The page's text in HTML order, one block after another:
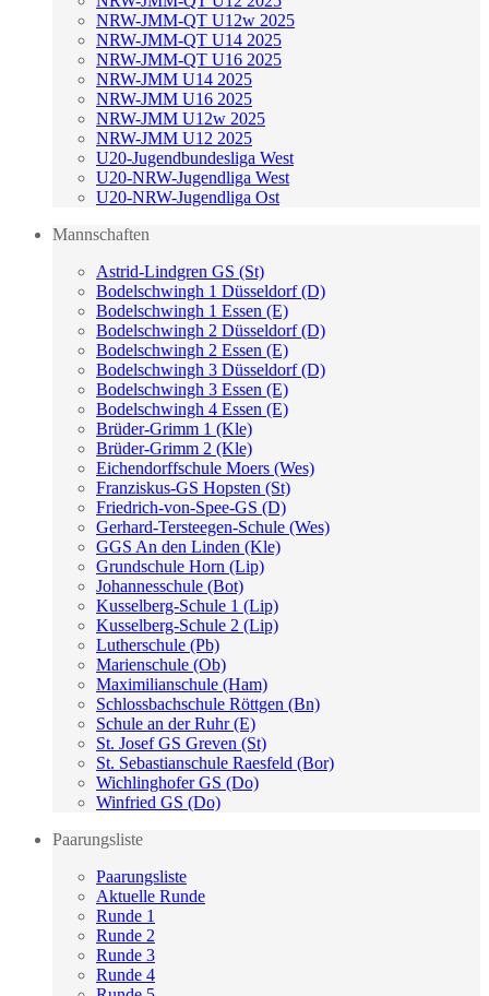
NRW-JMM-QT U12w 2025
NRW-JMM-QT U14 2025
NRW-JMM-QT U16 2025
NRW-JMM U14 2025
NRW-JMM U16 2025
NRW-JMM U12w 2025
NRW-JMM U12 2025
U20-Jugendbundesliga West
U20-NRW-Jugendliga West
U20-NRW-Jugendliga Ost
Mannschaften
Astrid-Lindgren GS (St)
Bodelschwingh 1 Düsseldorf (D)
Bodelschwingh 1 Essen (E)
Bodelschwingh 2 Düsseldorf (D)
Bodelschwingh 2 Essen (E)
Bodelschwingh 3 Düsseldorf (D)
Bodelschwingh 3 Essen (E)
Bodelschwingh 4 Essen (E)
Brüder-Grimm 1 (Kle)
Brüder-Grimm 2 (Kle)
Eichendorffschule Moers (Wes)
Franziskus-GS Hopsten (St)
Friedrich-von-Spee-GS (D)
Gerhard-Tersteegen-Schule (Wes)
GGS An den Linden (Kle)
Grundschule Horn (Lip)
Johannesschule (Bot)
Kusselberg-Schule 1 (Lip)
Kusselberg-Schule 2 (Lip)
Lutherschule (Pb)
Marienschule (Ob)
Maximilianschule (Ham)
Schlossbachschule Röttgen (Bn)
Schule an der Ruhr (E)
St. Josef GS Greven (St)
St. Sebastianschule Raesfeld (Bor)
Wichlinghofer GS (Do)
Winfried GS (Do)
Paarungsliste
Paarungsliste
Aktuelle Runde
Runde 1
Runde 2
Runde 3
Runde 4